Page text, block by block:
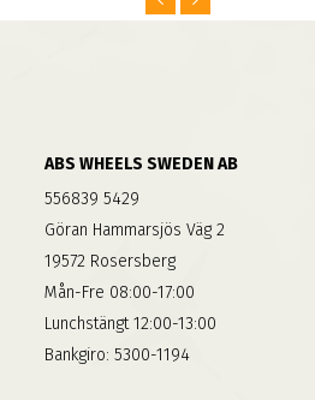
ABS WHEELS SWEDEN AB
556839 5429
Göran Hammarsjös Väg 2
19572 Rosersberg
Mån-Fre 08:00-17:00
Lunchstängt 12:00-13:00
Bankgiro: 5300-1194